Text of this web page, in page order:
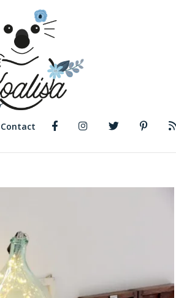
Contact